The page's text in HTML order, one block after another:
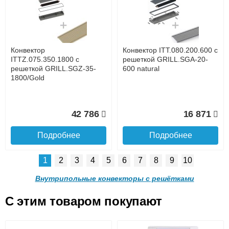
до подъезда
услуга платная
с решеткой GRILL.LGA-20-
1400 brown
28 842
Подробнее
с решеткой GRILL.LGA-20-
1300 brown
27 253
Конвектор ITT.090.200.1200
с решеткой GRILL.LGA-20-
1200 brown
Конвектор ITT.090.200.1100
с решеткой GRILL.LGA-20-
1100 brown
Конвектор
ITTZ.075.350.1800 с
решеткой GRILL.SGZ-35-
1800/Gold
42 786
Подробнее
Конвектор ITT.080.200.600 с
решеткой GRILL.SGA-20-
600 natural
16 871
Подробнее
1 2 3 4 5 6 7 8 9 10
Внутрипольные конвекторы с решётками
C этим товаром покупают